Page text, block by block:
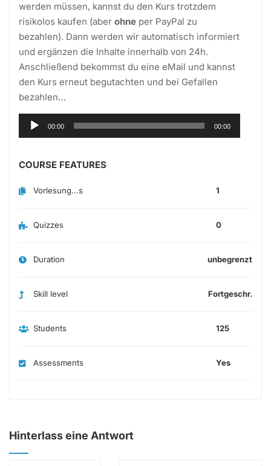
werden müssen, kannst du den Kurs trotzdem
risikolos kaufen (aber ohne per PayPal zu
bezahlen). Dann werden wir automatisch informiert
und ergänzen die Inhalte innerhalb von 24h.
Anschließend bekommst du eine eMail und kannst
den Kurs erneut begutachten und bei Gefallen
bezahlen…
Audio-
Player
00:00 00:00
COURSE FEATURES
Vorlesung...s 1
Quizzes 0
Duration unbegrenzt
Skill level Fortgeschr.
Students 125
Assessments Yes
Hinterlass eine Antwort